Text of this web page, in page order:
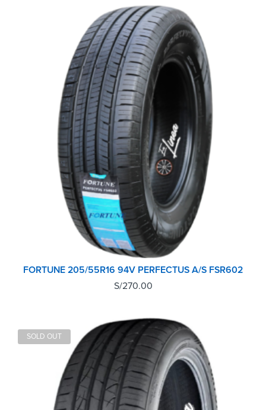
FORTUNE 205/55R16 94V PERFECTUS A/S FSR602
S/270.00
SOLD OUT